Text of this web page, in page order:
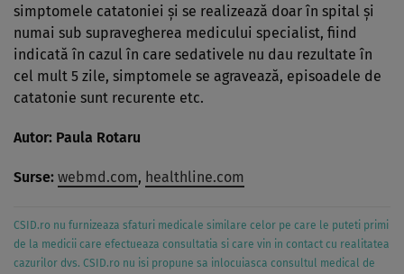
simptomele catatoniei şi se realizează doar în spital şi
numai sub supravegherea medicului specialist, fiind
indicată în cazul în care sedativele nu dau rezultate în
cel mult 5 zile, simptomele se agravează, episoadele de
catatonie sunt recurente etc.
Autor: Paula Rotaru
Surse: webmd.com, healthline.com
CSID.ro nu furnizeaza sfaturi medicale similare celor pe care le puteti primi
de la medicii care efectueaza consultatia si care vin in contact cu realitatea
cazurilor dvs. CSID.ro nu isi propune sa inlocuiasca consultul medical de